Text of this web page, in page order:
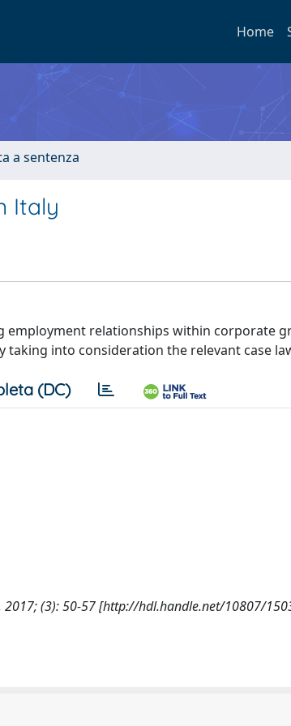
Home
a sentenza
Italy
relationships within corporate
into consideration the relevant case
(DC)
2017; (3): 50-57 [http://hdl.handle.net/10807/